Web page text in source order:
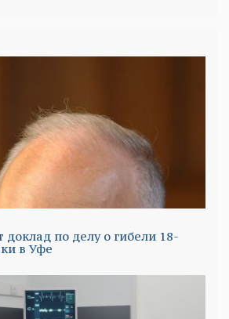
по делу о гибели 18-
в Уфе